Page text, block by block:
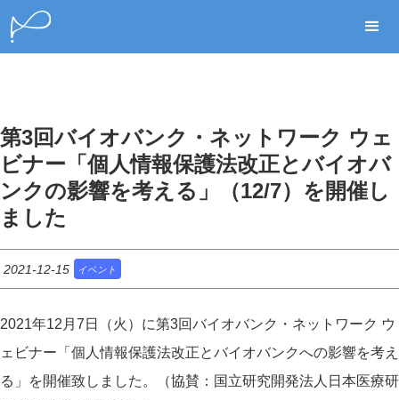
第3回バイオバンク・ネットワーク ウェ
ビナー「個人情報保護法改正とバイオバ
ンクの影響を考える」（12/7）を開催し
ました
2021-12-15 イベント
2021年12月7日（火）に第3回バイオバンク・ネットワーク ウ
ェビナー「個人情報保護法改正とバイオバンクへの影響を考え
る」を開催致しました。（協賛：国立研究開発法人日本医療研